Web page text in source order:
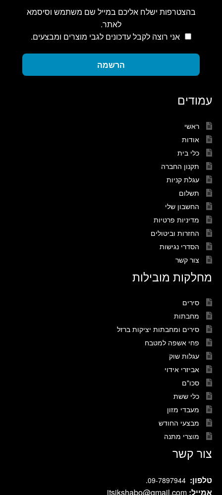
בהצטרפות ישלח אליכם במייל שם משתמש וסיסמא
לאתר.
אני רוצה לקבל עדכונים לגבי מוצרים ומבצעים.
הרשמה
עמודים
ראשי
אודות
כלי בית
תקנון החברה
עגלת קניות
תשלום
החשבון שלי
מדיניות פרטיות
החזרות וביטולים
הסדרי נגישות
צור קשר
מחלקות מובילות
סירים
מחבתות
סירים ומחבתות יציקות ברזל
פחי אשפה למטבח
עגלות שוק
אביזרי אידוי
סכו"ם
כלי ששת
מעבדי מזון
מבצעי החודש
מוצרי מתנה
צור קשר
טלפון: 09-7897944
.
אמייל: itsikshabo@gmail.com